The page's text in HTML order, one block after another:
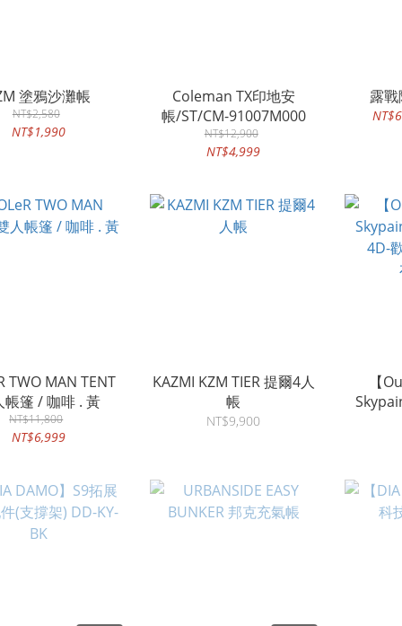
塗鴉沙灘帳
NT$2,580
NT$1,990
Coleman TX印地安
帳/ST/CM-91007M000
NT$12,900
NT$4,999
露
TWO MAN TENT
帳篷 / 咖啡 . 黃
NT$11,800
NT$6,999
KAZMI KZM TIER 提爾4人
帳
NT$9,900
【